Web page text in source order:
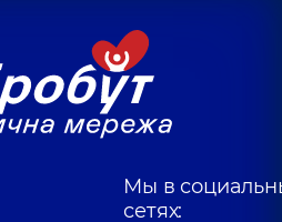
Мы в
сетях: